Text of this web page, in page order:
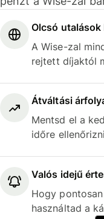
Olcsó
A Wise-zal
rejtett díjaktól
Átváltási
Mentsd el a
időre
Valós idejű
Hogy
használtad a